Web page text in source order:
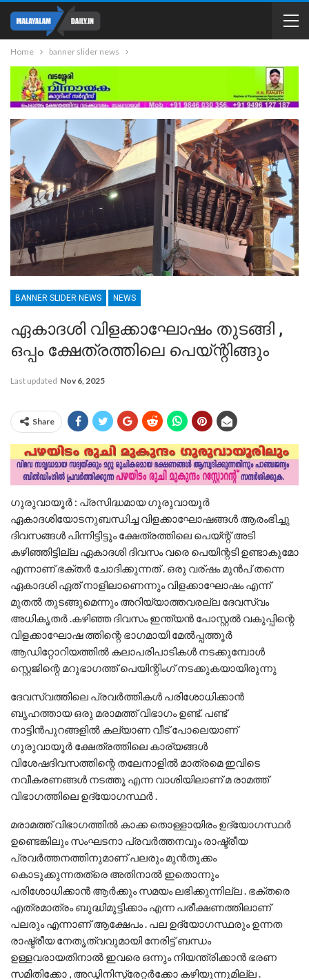
Home banner slider news
BANNER SLIDER NEWS NEWS
ഏകാദശി വിളക്കാഘോഷം തുടങ്ങി ,
ഒപ്പം ക്ഷേത്രത്തിലെ പെയ്ന്റിങ്ങും
Last updated Nov 6, 2025
Share
ഗുരുവായൂർ : പ്രസിദ്ധമായ ഗുരുവായൂർ
ഏകാദശിയോടനുബന്ധിച്ച വിളക്കാഘോഷങ്ങൾ ആരംഭിച്ചു
ദിവസങ്ങൾ പിന്നിട്ടിട്ടും ക്ഷേത്രത്തിലെ പെയ്ന്റ് അടി
കഴിഞ്ഞിട്ടില്ല ഏകാദശി ദിവസം വരെ പെയിന്റടി ഉണ്ടാകുമോ
എന്നാണ് ഭക്തർ ചോദിക്കുന്നത് . ഒരു വര്ഷം മുൻപ് തന്നെ
ഏകാദശി ഏത് നാളിലാണെന്നും വിളക്കാഘോഷം എന്ന്
മുതൽ തുടങ്ങുമെന്നും അറിയ്യാത്തവരല്ല ദേവസ്വം
അധികൃതർ .കഴിഞ്ഞ ദിവസം ഇന്ത്യൻ പോസ്റ്റൽ വകുപ്പിന്റെ
വിളക്കാഘോഷ ത്തിന്റെ ഭാഗമായി മേൽപ്പത്തൂർ
ആഡിറ്റോറിയത്തിൽ കലാപരിപാടികൾ നടക്കുമ്പോൾ
സ്റ്റെജിന്റെ മറുഭാഗത്ത് പെയിന്റിംഗ് നടക്കുകയായിരുന്നു
ദേവസ്വത്തിലെ പ്രവർത്തികൾ പരിശോധിക്കാൻ
ബൃഹത്തായ ഒരു മരാമത്ത് വിഭാഗം ഉണ്ട്. പണ്ട്
നാട്ടിൻപുറങ്ങളിൽ കല്യാണ വീട് പോലെയാണ്
ഗുരുവായൂർ ക്ഷേത്രത്തിലെ കാര്യങ്ങൾ
വിശേഷദിവസത്തിന്റെ തലേനാളിൽ മാത്രമെ ഇവിടെ
നവീകരണങ്ങൾ നടത്തൂ എന്ന വാശിയിലാണ് മ രാമത്ത്
വിഭാഗത്തിലെ ഉദ്യോഗസ്ഥർ .
മരാമത്ത് വിഭാഗത്തിൽ കാക്ക തൊള്ളായിരം ഉദ്യോഗസ്ഥർ
ഉണ്ടെങ്കിലും സംഘടനാ പ്രവർത്തനവും രാഷ്ട്രീയ
പ്രവർത്തനത്തിനുമാണ് പലരും മുൻ‌തൂക്കം
കൊടുക്കുന്നതത്രെ അതിനാൽ ഇതൊന്നും
പരിശോധിക്കാൻ ആർക്കും സമയം ലഭിക്കുന്നില്ല . ഭക്തരെ
എത്രമാത്രം ബുദ്ധിമുട്ടിക്കാം എന്ന പരീക്ഷണത്തിലാണ്
പലരും എന്നാണ് ആക്ഷേപം . പല ഉദ്യോഗസ്ഥരും ഉന്നത
രാഷ്ട്രീയ നേതൃത്വവുമായി നേരിട്ട് ബന്ധം
ഉള്ളവരായതിനാൽ ഇവരെ ഒന്നും നിയന്ത്രിക്കാൻ ഭരണ
സമിതിക്കോ , അഡ്മിനിസ്ട്രേറ്റർക്കോ കഴിയുന്നുമില്ല .